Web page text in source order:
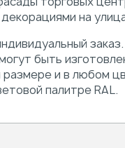
на
быть
и в любом
палитре RAL.